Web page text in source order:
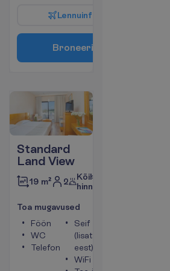
Lennuinf
Broneeri
Standard
Land View
19 m² 2
Kõik
hinnas
Toa mugavused
Föön
WC
Telefon
Seif
(lisatasu
eest)
WiFi